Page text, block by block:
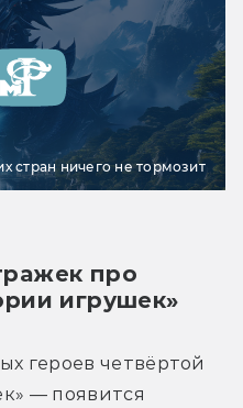
стран ничего не тормозит
про
игрушек»
героев четвёртой
— появится